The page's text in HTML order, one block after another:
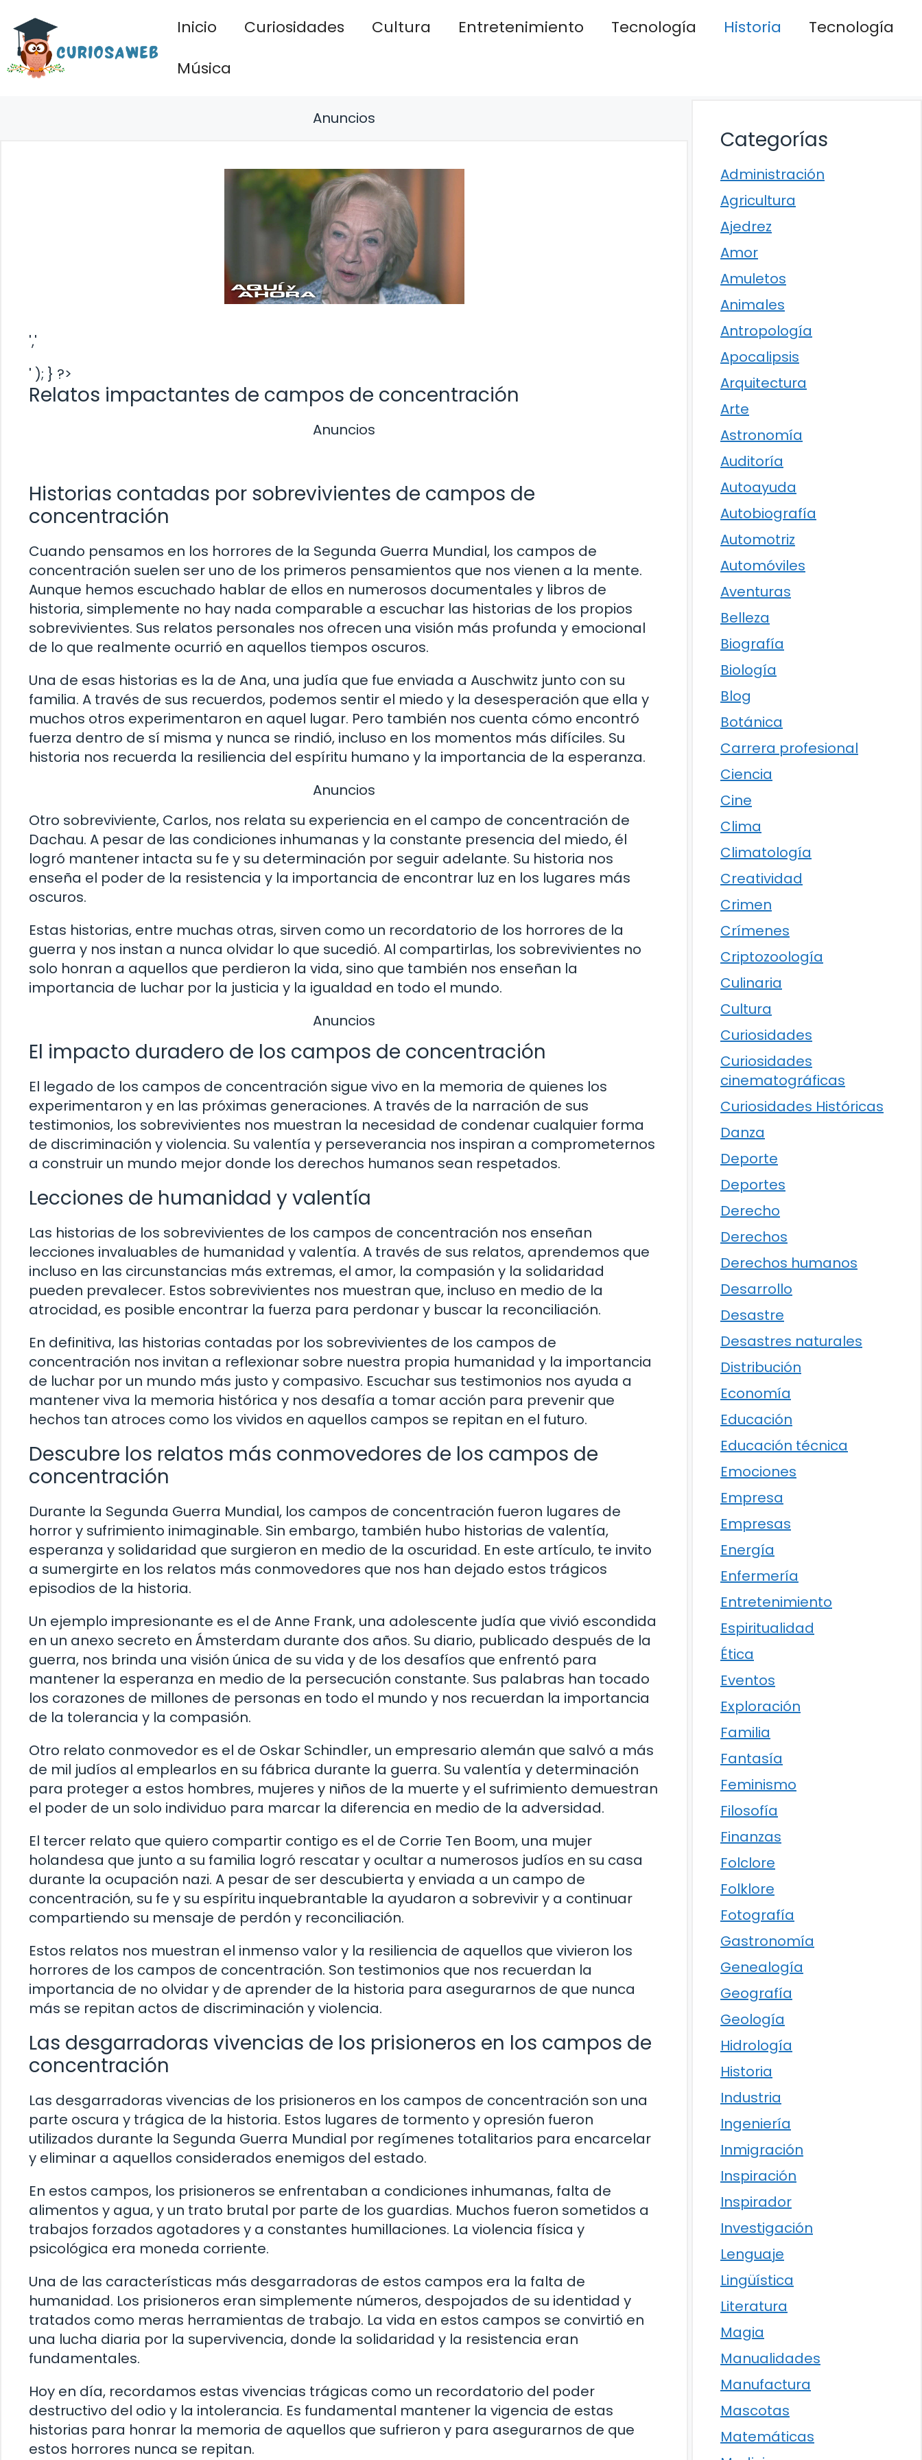
contenido
Inicio Curiosidades Cultura Entretenimiento Tecnología Historia
Tecnología
Música
Anuncios
','
' ); } ?>
Relatos impactantes de campos de concentración
Anuncios
Historias contadas por sobrevivientes de campos de
concentración
Cuando pensamos en los horrores de la Segunda Guerra Mundial, los campos de
concentración suelen ser uno de los primeros pensamientos que nos vienen a la mente.
Aunque hemos escuchado hablar de ellos en numerosos documentales y libros de
historia, simplemente no hay nada comparable a escuchar las historias de los propios
sobrevivientes. Sus relatos personales nos ofrecen una visión más profunda y emocional
de lo que realmente ocurrió en aquellos tiempos oscuros.
Una de esas historias es la de Ana, una judía que fue enviada a Auschwitz junto con su
familia. A través de sus recuerdos, podemos sentir el miedo y la desesperación que ella y
muchos otros experimentaron en aquel lugar. Pero también nos cuenta cómo encontró
fuerza dentro de sí misma y nunca se rindió, incluso en los momentos más difíciles. Su
historia nos recuerda la resiliencia del espíritu humano y la importancia de la esperanza.
Anuncios
Otro sobreviviente, Carlos, nos relata su experiencia en el campo de concentración de
Dachau. A pesar de las condiciones inhumanas y la constante presencia del miedo, él
logró mantener intacta su fe y su determinación por seguir adelante. Su historia nos
enseña el poder de la resistencia y la importancia de encontrar luz en los lugares más
oscuros.
Estas historias, entre muchas otras, sirven como un recordatorio de los horrores de la
guerra y nos instan a nunca olvidar lo que sucedió. Al compartirlas, los sobrevivientes no
solo honran a aquellos que perdieron la vida, sino que también nos enseñan la
importancia de luchar por la justicia y la igualdad en todo el mundo.
Anuncios
El impacto duradero de los campos de concentración
El legado de los campos de concentración sigue vivo en la memoria de quienes los
experimentaron y en las próximas generaciones. A través de la narración de sus
testimonios, los sobrevivientes nos muestran la necesidad de condenar cualquier forma
de discriminación y violencia. Su valentía y perseverancia nos inspiran a comprometernos
a construir un mundo mejor donde los derechos humanos sean respetados.
Lecciones de humanidad y valentía
Las historias de los sobrevivientes de los campos de concentración nos enseñan
lecciones invaluables de humanidad y valentía. A través de sus relatos, aprendemos que
incluso en las circunstancias más extremas, el amor, la compasión y la solidaridad
pueden prevalecer. Estos sobrevivientes nos muestran que, incluso en medio de la
atrocidad, es posible encontrar la fuerza para perdonar y buscar la reconciliación.
En definitiva, las historias contadas por los sobrevivientes de los campos de
concentración nos invitan a reflexionar sobre nuestra propia humanidad y la importancia
de luchar por un mundo más justo y compasivo. Escuchar sus testimonios nos ayuda a
mantener viva la memoria histórica y nos desafía a tomar acción para prevenir que
hechos tan atroces como los vividos en aquellos campos se repitan en el futuro.
Descubre los relatos más conmovedores de los campos de
concentración
Durante la Segunda Guerra Mundial, los campos de concentración fueron lugares de
horror y sufrimiento inimaginable. Sin embargo, también hubo historias de valentía,
esperanza y solidaridad que surgieron en medio de la oscuridad. En este artículo, te invito
a sumergirte en los relatos más conmovedores que nos han dejado estos trágicos
episodios de la historia.
Un ejemplo impresionante es el de Anne Frank, una adolescente judía que vivió escondida
en un anexo secreto en Ámsterdam durante dos años. Su diario, publicado después de la
guerra, nos brinda una visión única de su vida y de los desafíos que enfrentó para
mantener la esperanza en medio de la persecución constante. Sus palabras han tocado
los corazones de millones de personas en todo el mundo y nos recuerdan la importancia
de la tolerancia y la compasión.
Otro relato conmovedor es el de Oskar Schindler, un empresario alemán que salvó a más
de mil judíos al emplearlos en su fábrica durante la guerra. Su valentía y determinación
para proteger a estos hombres, mujeres y niños de la muerte y el sufrimiento demuestran
el poder de un solo individuo para marcar la diferencia en medio de la adversidad.
El tercer relato que quiero compartir contigo es el de Corrie Ten Boom, una mujer
holandesa que junto a su familia logró rescatar y ocultar a numerosos judíos en su casa
durante la ocupación nazi. A pesar de ser descubierta y enviada a un campo de
concentración, su fe y su espíritu inquebrantable la ayudaron a sobrevivir y a continuar
compartiendo su mensaje de perdón y reconciliación.
Estos relatos nos muestran el inmenso valor y la resiliencia de aquellos que vivieron los
horrores de los campos de concentración. Son testimonios que nos recuerdan la
importancia de no olvidar y de aprender de la historia para asegurarnos de que nunca
más se repitan actos de discriminación y violencia.
Las desgarradoras vivencias de los prisioneros en los campos de
concentración
Las desgarradoras vivencias de los prisioneros en los campos de concentración son una
parte oscura y trágica de la historia. Estos lugares de tormento y opresión fueron
utilizados durante la Segunda Guerra Mundial por regímenes totalitarios para encarcelar
y eliminar a aquellos considerados enemigos del estado.
En estos campos, los prisioneros se enfrentaban a condiciones inhumanas, falta de
alimentos y agua, y un trato brutal por parte de los guardias. Muchos fueron sometidos a
trabajos forzados agotadores y a constantes humillaciones. La violencia física y
psicológica era moneda corriente.
Una de las características más desgarradoras de estos campos era la falta de
humanidad. Los prisioneros eran simplemente números, despojados de su identidad y
tratados como meras herramientas de trabajo. La vida en estos campos se convirtió en
una lucha diaria por la supervivencia, donde la solidaridad y la resistencia eran
fundamentales.
Hoy en día, recordamos estas vivencias trágicas como un recordatorio del poder
destructivo del odio y la intolerancia. Es fundamental mantener la vigencia de estas
historias para honrar la memoria de aquellos que sufrieron y para asegurarnos de que
estos horrores nunca se repitan.
Categorías
Administración
Agricultura
Ajedrez
Amor
Amuletos
Animales
Antropología
Apocalipsis
Arquitectura
Arte
Astronomía
Auditoría
Autoayuda
Autobiografía
Automotriz
Automóviles
Aventuras
Belleza
Biografía
Biología
Blog
Botánica
Carrera profesional
Ciencia
Cine
Clima
Climatología
Creatividad
Crimen
Crímenes
Criptozoología
Culinaria
Cultura
Curiosidades
Curiosidades
cinematográficas
Curiosidades Históricas
Danza
Deporte
Deportes
Derecho
Derechos
Derechos humanos
Desarrollo
Desastre
Desastres naturales
Distribución
Economía
Educación
Educación técnica
Emociones
Empresa
Empresas
Energía
Enfermería
Entretenimiento
Espiritualidad
Ética
Eventos
Exploración
Familia
Fantasía
Feminismo
Filosofía
Finanzas
Folclore
Folklore
Fotografía
Gastronomía
Genealogía
Geografía
Geología
Hidrología
Historia
Industria
Ingeniería
Inmigración
Inspiración
Inspirador
Investigación
Lenguaje
Lingüística
Literatura
Magia
Manualidades
Manufactura
Mascotas
Matemáticas